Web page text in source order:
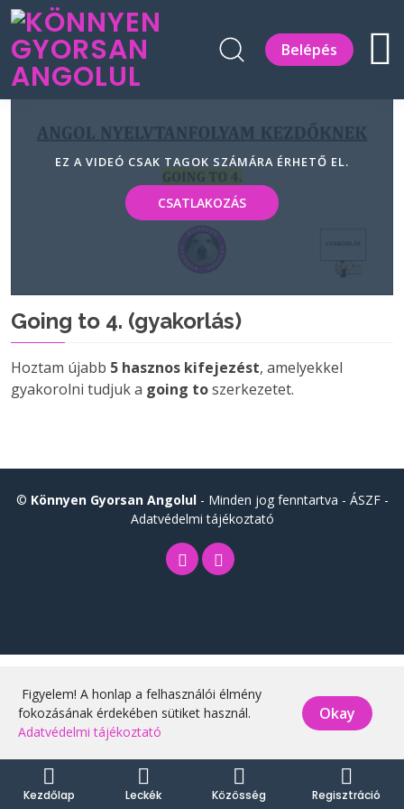
Belépés
EZ A VIDEÓ CSAK TAGOK SZÁMÁRA ÉRHETŐ EL.
CSATLAKOZÁS
Going to 4. (gyakorlás)
Hoztam újabb 5 hasznos kifejezést, amelyekkel
gyakorolni tudjuk a going toszerkezetet.
© Könnyen Gyorsan Angolul- Minden jog fenntartva - ÁSZF-
Adatvédelmi tájékoztató
Figyelem! A honlap a felhasználói élmény
fokozásának érdekében sütiket használ.
Adatvédelmi tájékoztató
Okay
Kezdőlap Leckék Közösség Regisztráció